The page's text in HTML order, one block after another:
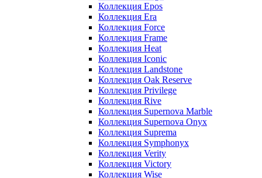
Коллекция Epos
Коллекция Era
Коллекция Force
Коллекция Frame
Коллекция Heat
Коллекция Iconic
Коллекция Landstone
Коллекция Oak Reserve
Коллекция Privilege
Коллекция Rive
Коллекция Supernova Marble
Коллекция Supernova Onyx
Коллекция Suprema
Коллекция Symphonyx
Коллекция Verity
Коллекция Victory
Коллекция Wise